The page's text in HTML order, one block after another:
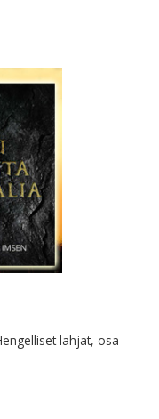
lahjat, osa